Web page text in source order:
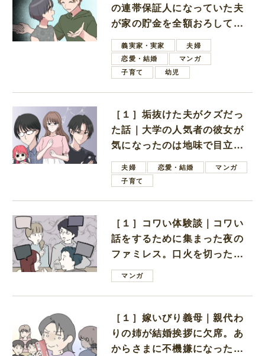
の連帯保証人になっていた夫
が家の貯金を全額おろしてほ
しいと言ってきた
義実家・実家
夫婦
恋愛・結婚
マンガ
子育て
幼児
［１］垢抜けた夫がクズだっ
た話｜大学の人気者の彼女が
気になったのは地味で目立た
ない男子学生
夫婦 恋愛・結婚
マンガ
子育て
［１］コワい体験談｜コワい
話をするために集まった夜の
ファミレス。口火を切ったの
は電車好きの男の子ママ
マンガ
［１］嫁いびり義母｜親代わ
りの姉が結婚挨拶に欠席。あ
からさまに不機嫌になった義